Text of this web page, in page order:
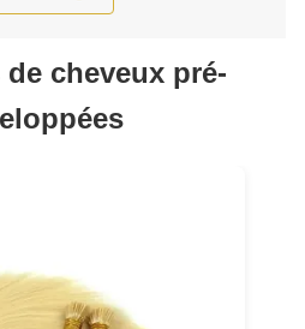
cheveux pré-